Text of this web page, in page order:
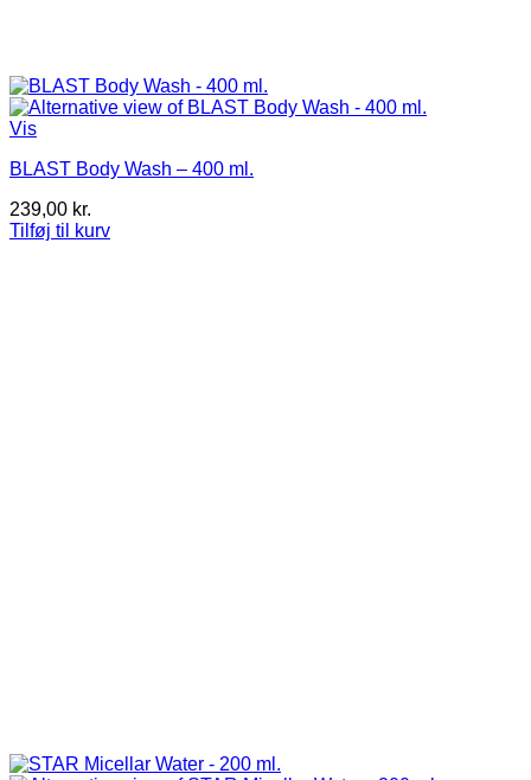
Vis
BLAST Body Wash – 400 ml.
239,00 kr.
Tilføj til kurv